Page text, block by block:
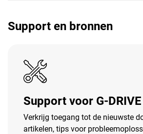
Support en bronnen
Support voor G-DRIVE
Verkrijg toegang tot de nieuwste
artikelen, tips voor